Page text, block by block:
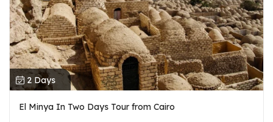
2 Days
El Minya In Two Days Tour from Cairo